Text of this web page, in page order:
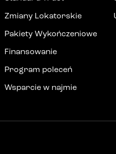
Zmiany Lokatorskie
Pakiety Wykończeniowe
Finansowanie
Program poleceń
Wsparcie w najmie